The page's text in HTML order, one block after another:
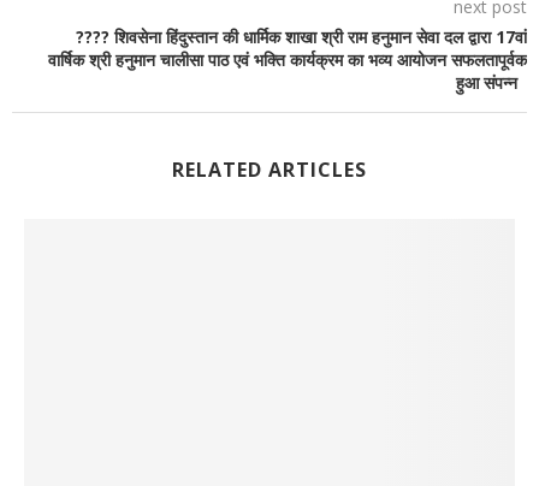
next post
???? शिवसेना हिंदुस्तान की धार्मिक शाखा श्री राम हनुमान सेवा दल द्वारा 17वां
वार्षिक श्री हनुमान चालीसा पाठ एवं भक्ति कार्यक्रम का भव्य आयोजन सफलतापूर्वक
हुआ संपन्न
RELATED ARTICLES